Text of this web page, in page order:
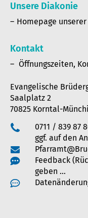
Unsere Diakonie
Homepage
Kontakt
Öffnungszeiten,
Evangelische
Saalplatz 2
70825 Korntal-
0711 / 839 87
ggf. auf den
Feedback
geben …